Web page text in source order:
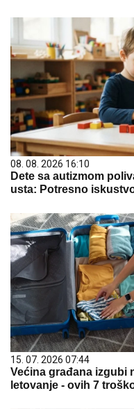
08. 08. 2026 16:10
Dete sa autizmom
usta: Potresno
15. 07. 2026 07:44
Većina građana izgubi
letovanje - ovih 7